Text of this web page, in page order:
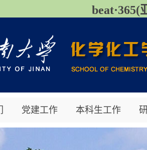
党建工作 本科生工作